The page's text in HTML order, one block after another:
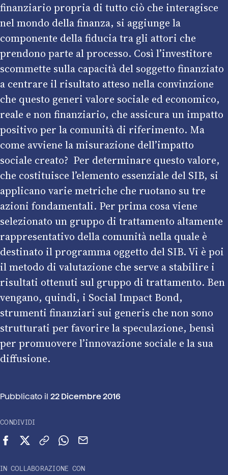
finanziario propria di tutto ciò che interagisce
nel mondo della finanza, si aggiunge la
componente della fiducia tra gli attori che
prendono parte al processo. Così l’investitore
scommette sulla capacità del soggetto finanziato
a centrare il risultato atteso nella convinzione
che questo generi valore sociale ed economico,
reale e non finanziario, che assicura un impatto
positivo per la comunità di riferimento. Ma
come avviene la misurazione dell’impatto
sociale creato? Per determinare questo valore,
che costituisce l’elemento essenziale del SIB, si
applicano varie metriche che ruotano su tre
azioni fondamentali. Per prima cosa viene
selezionato un gruppo di trattamento altamente
rappresentativo della comunità nella quale è
destinato il programma oggetto del SIB. Vi è poi
il metodo di valutazione che serve a stabilire i
risultati ottenuti sul gruppo di trattamento. Ben
vengano, quindi, i Social Impact Bond,
strumenti finanziari sui generis che non sono
strutturati per favorire la speculazione, bensì
per promuovere l’innovazione sociale e la sua
diffusione.
Pubblicato il 22 Dicembre 2016
CONDIVIDI
Condividi su Facebook
Condividi su X (Twitter)
Copia link
Condividi su WhatsApp
Invia via email
IN COLLABORAZIONE CON